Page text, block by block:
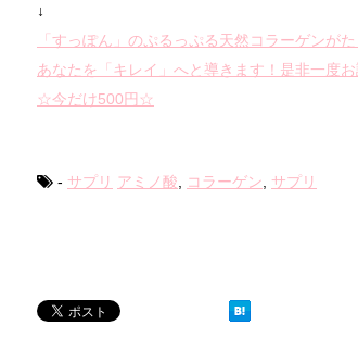
↓
「すっぽん」のぷるっぷる天然コラーゲンがた
あなたを「キレイ」へと導きます！是非一度お
☆今だけ500円☆
- サプリ アミノ酸 コラーゲン サプリ